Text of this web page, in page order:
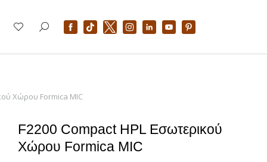
Χώρου Formica MIC
F2200 Compact HPL Εσωτερικού
Χώρου Formica MIC